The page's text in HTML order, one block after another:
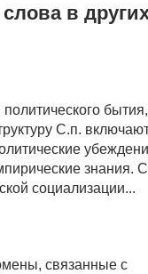
в
С.п.
знания.
социализации...
связанные с